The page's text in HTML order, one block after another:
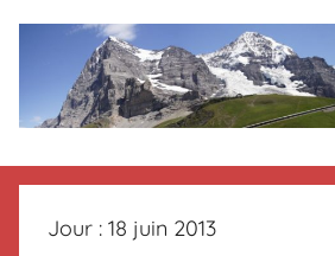
Le
blog
SuisseJour : 18 juin 2013